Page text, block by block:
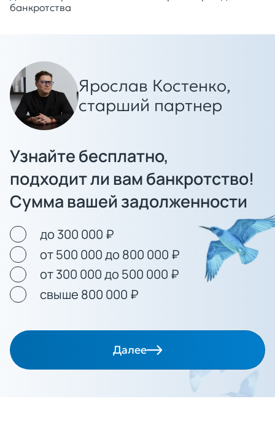
банкротства
Ярослав Костенко,
старший партнер
Узнайте бесплатно,
подходит ли вам банкротство!
Сумма вашей задолженности
до 300 000 ₽
от 500 000 до 800 000 ₽
от 300 000 до 500 000 ₽
свыше 800 000 ₽
Далее